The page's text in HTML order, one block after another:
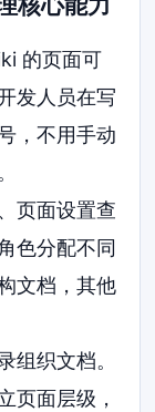
的页面可
发人员在写
，不用手动
页面设置查
色分配不同
文档，其他
组织文档。
页面层级，